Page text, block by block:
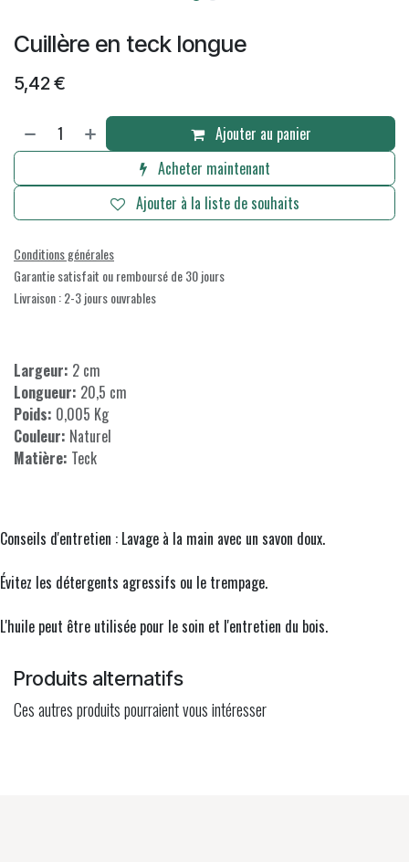
Cuillère en teck longue
5,42€
Ajouter au panier
Acheter maintenant
Ajouter à la liste de souhaits
Conditions générales
Garantie satisfait ou remboursé de 30 jours
Livraison : 2-3 jours ouvrables
Largeur: 2 cm
Longueur: 20,5 cm
Poids: 0,005 Kg
Couleur: Naturel
Matière: Teck
Conseils d'entretien : Lavage à la main avec un savon doux.
Évitez les détergents agressifs ou le trempage.
L'huile peut être utilisée pour le soin et l'entretien du bois.
Produits alternatifs
Ces autres produits pourraient vous intéresser